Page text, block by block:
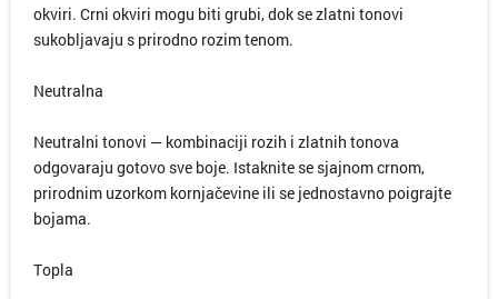
okviri. Crni okviri mogu biti grubi, dok se zlatni tonovi
sukobljavaju s prirodno rozim tenom.
Neutralna
Neutralni tonovi — kombinaciji rozih i zlatnih tonova
odgovaraju gotovo sve boje. Istaknite se sjajnom crnom,
prirodnim uzorkom kornjačevine ili se jednostavno poigrajte
bojama.
Topla